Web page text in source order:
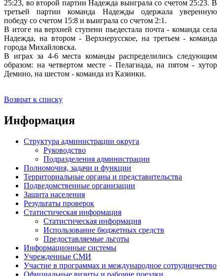
25:23, во второй партии Надежда выиграла со счетом 25:23. В
третьей партии команда Надежды одержала уверенную
победу со счетом 15:8 и выиграла со счетом 2:1.
В итоге на верхней ступени пьедестала почта - команда села
Надежда, на втором - Верхнерусское, на третьем - команда
города Михайловска.
В играх за 4-6 места команды распределились следующим
образом: на четвертом месте - Пелагиада, на пятом - хутор
Демино, на шестом - команда из Казинки.
Возврат к списку
Информация
Структура администрации округа
Руководство
Подразделения администрации
Полномочия, задачи и функции
Территориальные органы и представительства
Подведомственные организации
Защита населения
Результаты проверок
Статистическая информация
Статистическая информация
Использование бюджетных средств
Предоставляемые льготы
Информационные системы
Учрежденные СМИ
Участие в программах и международное сотрудничество
Официальные визиты и рабочие поездки